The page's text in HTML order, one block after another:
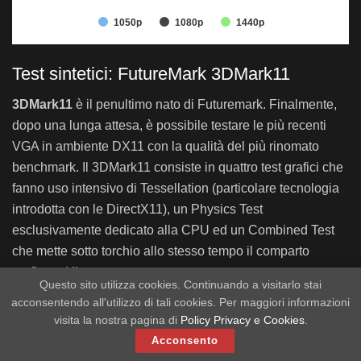
1050p 1080p 1440p
Sapphire Radeon R7 265 Dual-X 0
Sapphire Radeon R7 250 Ultimate
MSI Radeon HD7790 OC 23,5
Sapphire Radeon R7 260X OC 2GB 24,7
NVIDIA GeForce GTX750Ti
MSI Radeon R9 270 Gaming 2GB 34,4
ASUS Radeon R9 270X DirectCU II TOP 37,8
NVIDIA GeForce GTX760
Sapphire Radeon R9 270X Vapor-X
Test sintetici: FutureMark 3DMark11
3DMark11 è il penultimo nato di Futuremark. Finalmente,
dopo una lunga attesa, è possibile testare le più recenti
VGA in ambiente DX11 con la qualità del più rinomato
benchmark. Il 3DMark11 consiste in quattro test grafici che
fanno uso intensivo di Tessellation (particolare tecnologia
introdotta con le DirectX11), un Physics Test
esclusivamente dedicato alla CPU ed un Combined Test
che mette sotto torchio allo stesso tempo il comparto
grafico ed il processore:
3DMark11 (Z97)
3 346
3 346
Questo sito utilizza cookies. Continuando a visitarlo stai
acconsentendo all'utilizzo di tali cookies. Per maggiori informazioni
visita la nostra pagina di Policy Privacy e Cookies.
Acconsento